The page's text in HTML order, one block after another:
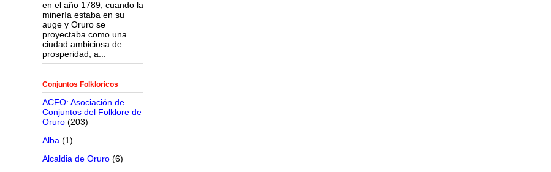
en el año 1789, cuando la
minería estaba en su
auge y Oruro se
proyectaba como una
ciudad ambiciosa de
prosperidad, a...
Conjuntos Folkloricos
ACFO: Asociación de
Conjuntos del Folklore de
Oruro (203)
Alba (1)
Alcaldia de Oruro (6)